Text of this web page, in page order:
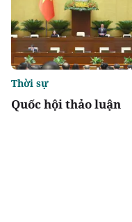
Quốc hội thảo luận
Thời sự